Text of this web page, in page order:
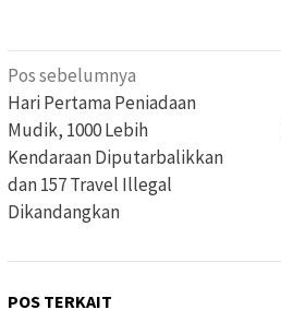
Navigasi
pos
Pos sebelumnya
Hari Pertama Peniadaan
Mudik, 1000 Lebih
Kendaraan Diputarbalikkan
dan 157 Travel Illegal
Dikandangkan
POS TERKAIT